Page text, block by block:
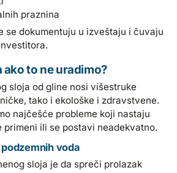
praznina
se dokumentuju u izveštaju i čuvaju
ako to ne uradimo?
sloja od gline nosi višestruke
tako i ekološke i zdravstvene.
najčešće probleme koji nastaju
primeni ili se postavi neadekvatno.
voda
sloja je da spreči prolazak